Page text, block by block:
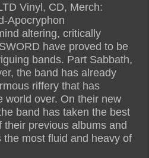
Vinyl, CD, Merch:
Apocryphon
altering, critically
have proved to be
bands. Part Sabbath,
the band has already
riffery that has
world over. On their new
band has taken the best
their previous albums and
most fluid and heavy of